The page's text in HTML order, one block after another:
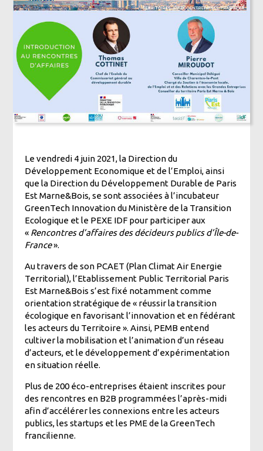
Le vendredi 4 juin 2021, la Direction du
Développement Economique et de l’Emploi, ainsi
que la Direction du Développement Durable de Paris
Est Marne&Bois, se sont associées à l’incubateur
GreenTech Innovation du Ministère de la Transition
Ecologique et le PEXE IDF pour participer aux
« Rencontres d’affaires des décideurs publics d’Île-de-
France».
Au travers de son PCAET (Plan Climat Air Energie
Territorial), l’Etablissement Public Territorial Paris
Est Marne&Bois s’est fixé notamment comme
orientation stratégique de « réussir la transition
écologique en favorisant l’innovation et en fédérant
les acteurs du Territoire ». Ainsi, PEMB entend
cultiver la mobilisation et l’animation d’un réseau
d’acteurs, et le développement d’expérimentation
en situation réelle.
Plus de 200 éco-entreprises étaient inscrites pour
des rencontres en B2B programmées l’après-midi
afin d’accélérer les connexions entre les acteurs
publics, les startups et les PME de la GreenTech
francilienne.